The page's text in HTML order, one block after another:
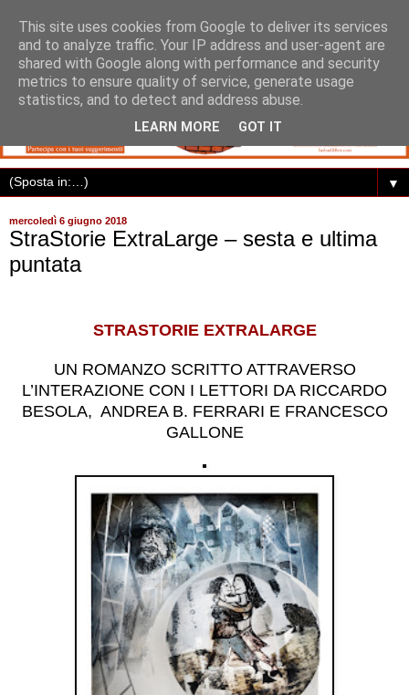
▼
mercoledì 6 giugno 2018
StraStorie ExtraLarge – sesta e ultima
puntata
STRASTORIE EXTRALARGE
UN ROMANZO SCRITTO ATTRAVERSO
L’INTERAZIONE CON I LETTORI DA RICCARDO
BESOLA, ANDREA B. FERRARI E FRANCESCO
GALLONE
This site uses cookies from Google to deliver its services
and to analyze traffic. Your IP address and user-agent are
shared with Google along with performance and security
metrics to ensure quality of service, generate usage
statistics, and to detect and address abuse.
LEARN MORE GOT IT